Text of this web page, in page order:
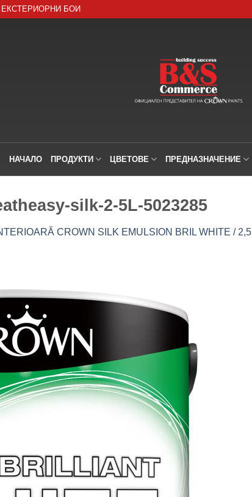
БОИ
НАЧАЛО ПРОДУКТИ ЦВЕТОВЕ ПРЕДНАЗНАЧЕНИЕ
silk-2-5L-5023285
CROWN SILK EMULSION BRIL WHITE / 2,5